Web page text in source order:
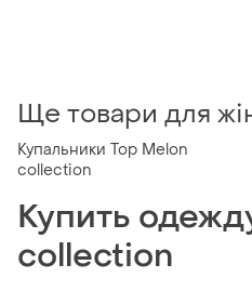
Ще товари для
Купальники Top Melon
collection
Купить
collection